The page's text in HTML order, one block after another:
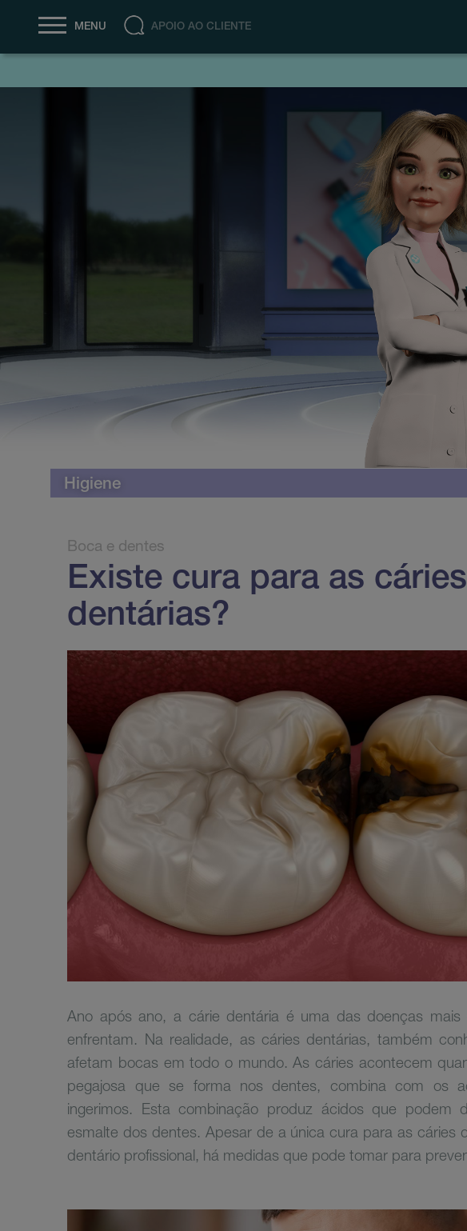
APOIO AO CLIENTE
Higiene
Boca e dentes
Existe cura para as cáries
dentárias?
Ano após ano, a cárie dentária é uma das doenças mais
enfrentam. Na realidade, as cáries dentárias, também
afetam bocas em todo o mundo. As cáries acontecem
pegajosa que se forma nos dentes, combina com os
ingerimos. Esta combinação produz ácidos que podem
esmalte dos dentes. Apesar de a única cura para as cáries
dentário profissional, há medidas que pode tomar para